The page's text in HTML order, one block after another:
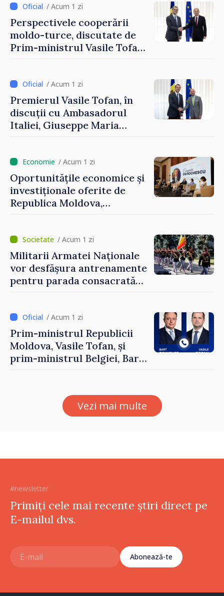
Reuniune la Moghiliov-
Podolsk
/ Acum 1 zi
Perspectivele cooperării
moldo-turce, discutate de
Prim-ministrul Vasile Tofan
/ Acum 1 zi
Premierul Vasile Tofan, în
discuții cu Ambasadorul
Italiei, Giuseppe Maria
/ Acum 1 zi
Oportunitățile economice și
investiționale oferite de
Republica Moldova,
Forumul Diasporei
/ Acum 1 zi
Militarii Armatei Naționale
vor desfășura antrenamente
pentru parada consacrată
/ Acum 1 zi
Prim-ministrul Republicii
Moldova, Vasile Tofan, și
prim-ministrul Belgiei, Bart
al Republicii Moldova.
Vezi mai multe
#newsletter
Primiți cele mai recente știri direct pe
E-mailul dvs.
Abonează-te